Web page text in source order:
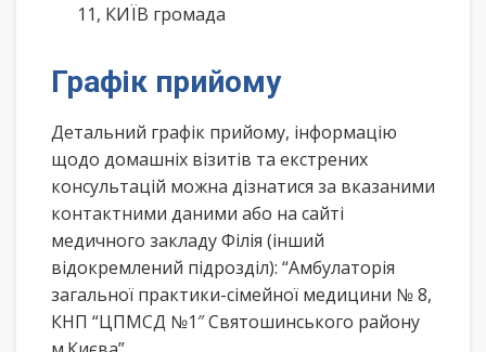
11, КИЇВ громада
Графік прийому
Детальний графік прийому, інформацію
щодо домашніх візитів та екстрених
консультацій можна дізнатися за вказаними
контактними даними або на сайті
медичного закладу Філія (інший
відокремлений підрозділ): “Амбулаторія
загальної практики-сімейної медицини № 8,
КНП “ЦПМСД №1″ Святошинського району